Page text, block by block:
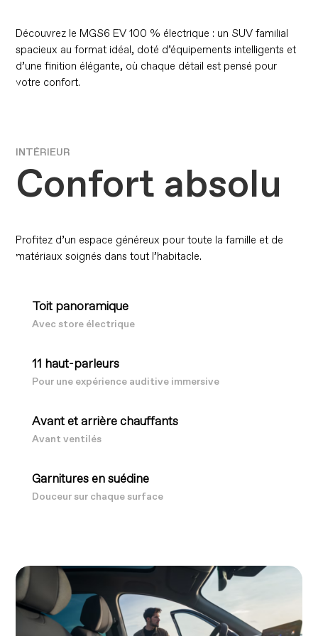
Découvrez le MGS6 EV 100 % électrique : un SUV familial
spacieux au format idéal, doté d’équipements intelligents et
d’une finition élégante, où chaque détail est pensé pour
votre confort.
INTÉRIEUR
Confort absolu
Profitez d’un espace généreux pour toute la famille et de
matériaux soignés dans tout l’habitacle.
Toit panoramique
Avec store électrique
11 haut-parleurs
Pour une expérience auditive immersive
Avant et arrière chauffants
Avant ventilés
Garnitures en suédine
Douceur sur chaque surface